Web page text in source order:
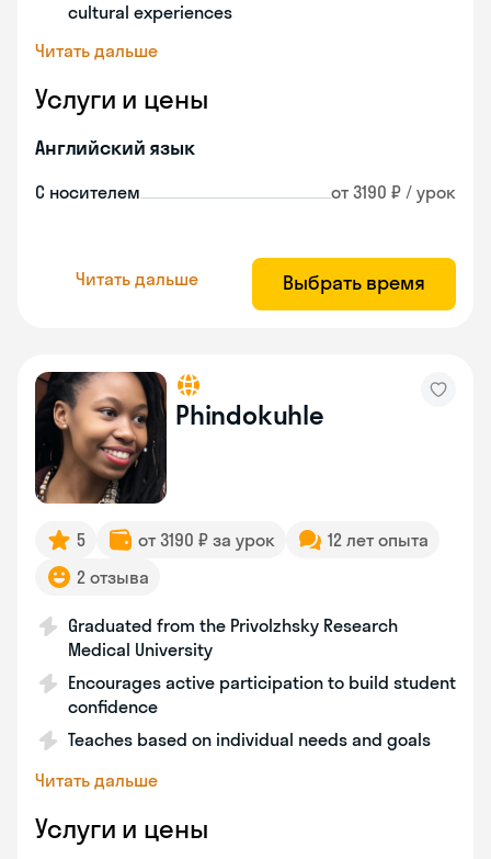
cultural experiences
Читать дальше
Услуги и цены
Английский язык
С носителем от 3190 ₽ / урок
Читать дальше Выбрать время
Phindokuhle
5 от 3190 ₽ за урок
12 лет опыта
2 отзыва
Graduated from the Privolzhsky Research
Medical University
Encourages active participation to build student
confidence
Teaches based on individual needs and goals
Читать дальше
Услуги и цены